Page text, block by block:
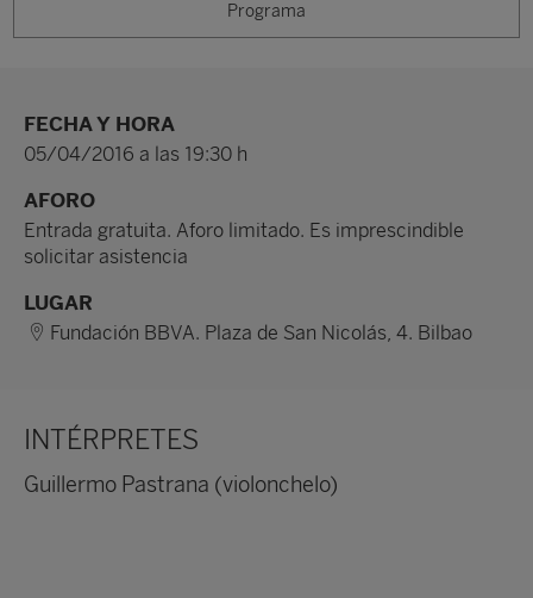
Programa
FECHA Y HORA
05/04/2016 a las 19:30 h
AFORO
Entrada gratuita. Aforo limitado. Es imprescindible
solicitar asistencia
LUGAR
Fundación BBVA. Plaza de San Nicolás, 4. Bilbao
INTÉRPRETES
Guillermo Pastrana (violonchelo)